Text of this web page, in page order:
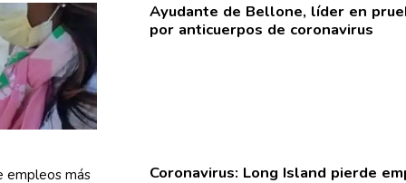
Ayudante de Bellone, líder en
por anticuerpos de coronavirus
Coronavirus: Long Island pierde